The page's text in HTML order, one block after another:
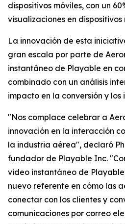
dispositivos móviles, con un
visualizaciones en dispositivos
La innovación de esta
gran escala por parte de
instantáneo de Playable en
combinado con un análisis
impacto en la conversión y los
"Nos complace celebrar a
innovación en la interacción
la industria aérea", declaró
fundador de Playable Inc.
video instantáneo de
nuevo referente en cómo las
conectar con los clientes y
comunicaciones por correo